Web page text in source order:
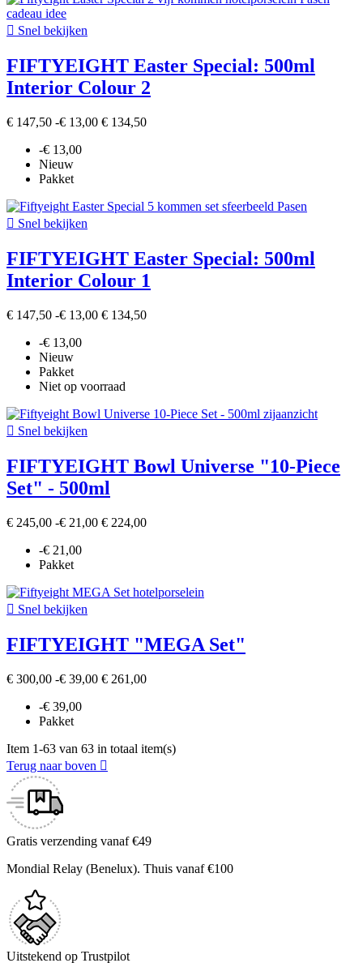
 Snel bekijken
FIFTYEIGHT Easter Special: 500ml
Interior Colour 2
€ 147,50 -€ 13,00 € 134,50
-€ 13,00
Nieuw
Pakket
 Snel bekijken
FIFTYEIGHT Easter Special: 500ml
Interior Colour 1
€ 147,50 -€ 13,00 € 134,50
-€ 13,00
Nieuw
Pakket
Niet op voorraad
 Snel bekijken
FIFTYEIGHT Bowl Universe "10-Piece
Set" - 500ml
€ 245,00 -€ 21,00 € 224,00
-€ 21,00
Pakket
 Snel bekijken
FIFTYEIGHT "MEGA Set"
€ 300,00 -€ 39,00 € 261,00
-€ 39,00
Pakket
Item 1-63 van 63 in totaal item(s)
Terug naar boven 
Gratis verzending vanaf €49
Mondial Relay (Benelux). Thuis vanaf €100
Uitstekend op Trustpilot